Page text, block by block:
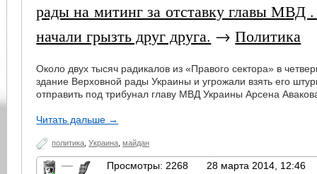
рады на митинг за отставку главы МВД
начали грызть друг друга. →Политика
Около двух тысяч радикалов из «Правого сектора» в
здание Верховной рады Украины и угрожали взять его
отправить под трибунал главу МВД Украины Арсена
Читать дальше →
политика ,Украина ,майдан
— Просмотры: 2268
28 марта 2014, 12:46